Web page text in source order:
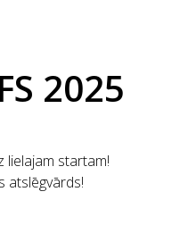
2025
lielajam startam!
atslēgvārds!